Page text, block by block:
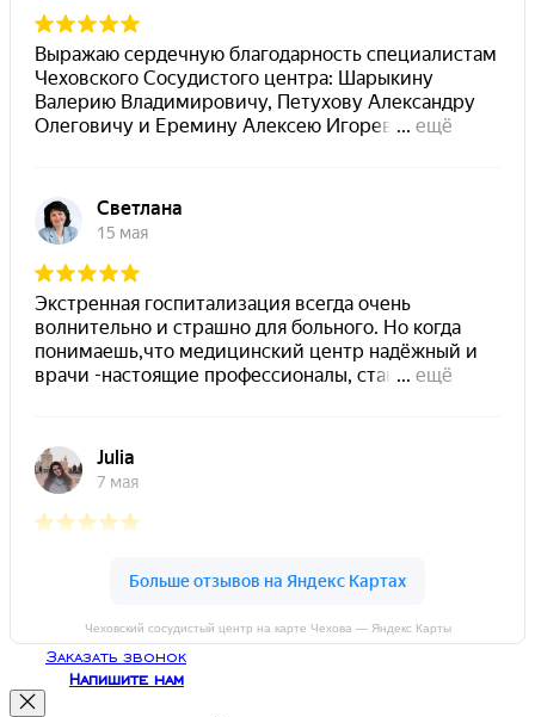
Чеховский сосудистый центр на карте Чехова — Яндекс Карты
Заказать звонок
Напишите нам